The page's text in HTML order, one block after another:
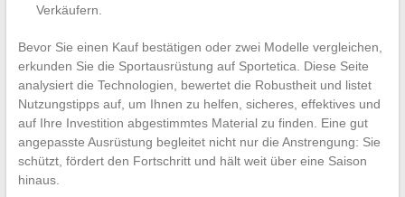
Verkäufern.
Bevor Sie einen Kauf bestätigen oder zwei Modelle vergleichen,
erkunden Sie die Sportausrüstung auf Sportetica. Diese Seite
analysiert die Technologien, bewertet die Robustheit und listet
Nutzungstipps auf, um Ihnen zu helfen, sicheres, effektives und
auf Ihre Investition abgestimmtes Material zu finden. Eine gut
angepasste Ausrüstung begleitet nicht nur die Anstrengung: Sie
schützt, fördert den Fortschritt und hält weit über eine Saison
hinaus.